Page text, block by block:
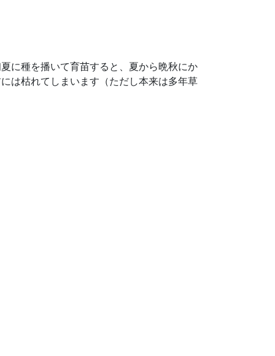
に種を播いて育苗すると、夏から晩秋にか
は枯れてしまいます（ただし本来は多年草